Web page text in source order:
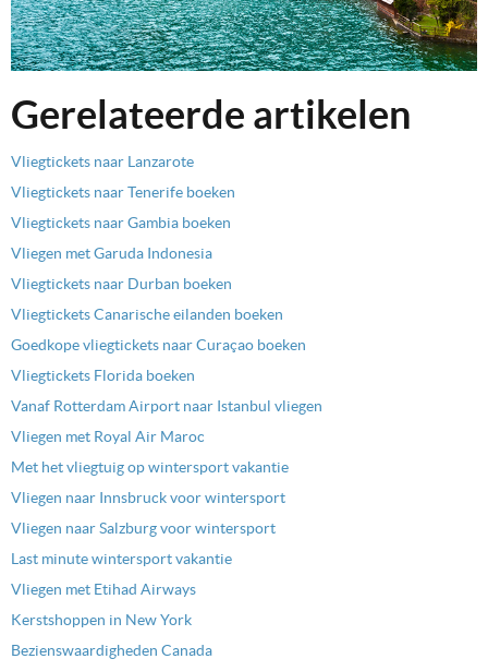
Gerelateerde artikelen
Vliegtickets naar Lanzarote
Vliegtickets naar Tenerife boeken
Vliegtickets naar Gambia boeken
Vliegen met Garuda Indonesia
Vliegtickets naar Durban boeken
Vliegtickets Canarische eilanden boeken
Goedkope vliegtickets naar Curaçao boeken
Vliegtickets Florida boeken
Vanaf Rotterdam Airport naar Istanbul vliegen
Vliegen met Royal Air Maroc
Met het vliegtuig op wintersport vakantie
Vliegen naar Innsbruck voor wintersport
Vliegen naar Salzburg voor wintersport
Last minute wintersport vakantie
Vliegen met Etihad Airways
Kerstshoppen in New York
Bezienswaardigheden Canada